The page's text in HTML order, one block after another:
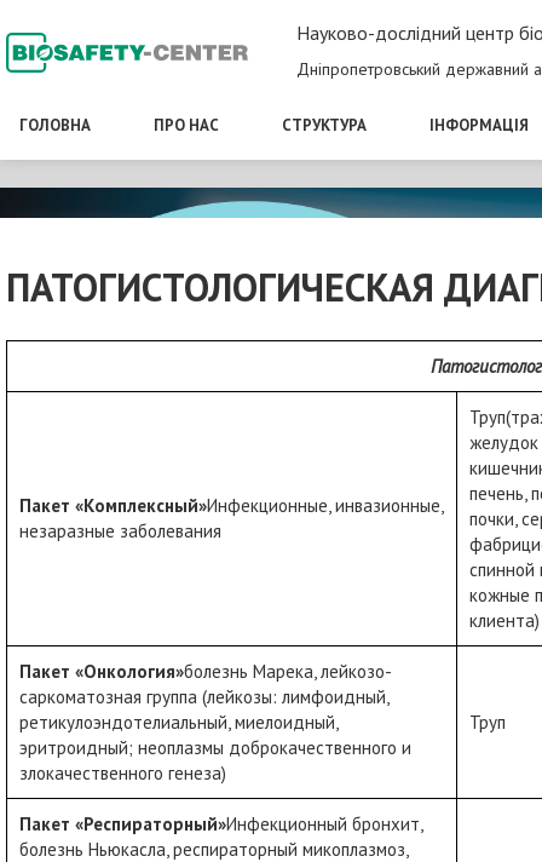
Науково-дослідний центр
Дніпропетровський державний
ГОЛОВНА ПРО НАС СТРУКТУРА ІНФОРМАЦІЯ
ПАТОГИСТОЛОГИЧЕСКАЯ
Пакет «Комплексный»Инфекционные, инвазионные,
незаразные заболевания
печень,
почки,
спинной
кожные
клиента)
Пакет «Онкология»болезнь Марека, лейкозо-
саркоматозная группа (лейкозы: лимфоидный,
ретикулоэндотелиальный, миелоидный,
эритроидный; неоплазмы доброкачественного и
злокачественного генеза)
Труп
Пакет «Респираторный»Инфекционный бронхит,
болезнь Ньюкасла, респираторный микоплазмоз,